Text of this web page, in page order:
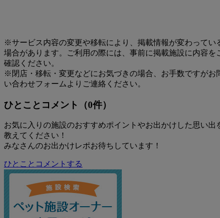
※サービス内容の変更や移転により、掲載情報が変わってい
場合があります。ご利用の際には、事前に掲載施設に内容を
確認ください。
※閉店・移転・変更などにお気づきの場合、お手数ですがお
い合わせフォームよりご連絡ください。
ひとことコメント（0件）
お気に入りの施設のおすすめポイントやお出かけした思い出
教えてください！
みなさんのお出かけレポお待ちしています！
ひとことコメントする